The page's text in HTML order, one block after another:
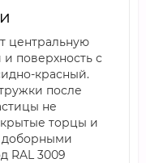
центральную
поверхность с
красный.
после
не
торцы и
RAL 3009